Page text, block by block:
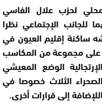
لحزب علال الفاسي
للجانب الإجتماعي نظرا
ساكنة إقليم العيون في
على مجموعة من المكاسب
الوضع المعيشي
الثلاث خصوصا في
إلى قرارات أخرى.